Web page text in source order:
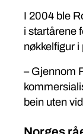
I 2004 ble
i startårene
nøkkelfigur
– Gjennom
bein uten